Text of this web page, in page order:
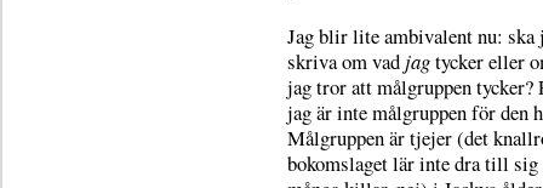
Jag blir lite ambivalent nu: ska
skriva om vad jagtycker eller
jag tror att målgruppen tycker?
jag är inte målgruppen för den
Målgruppen är tjejer (det
bokomslaget lär inte dra till